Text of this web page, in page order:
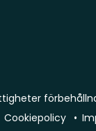
Cookiepolicy